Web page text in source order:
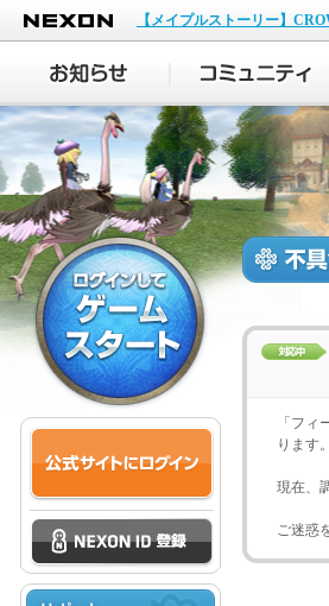
NEXON
【メイプルストーリー】
「フ
ります。
現在、
ご迷惑